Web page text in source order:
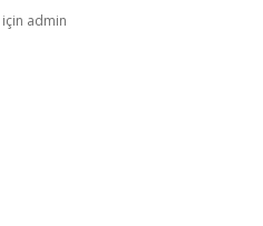
için admin